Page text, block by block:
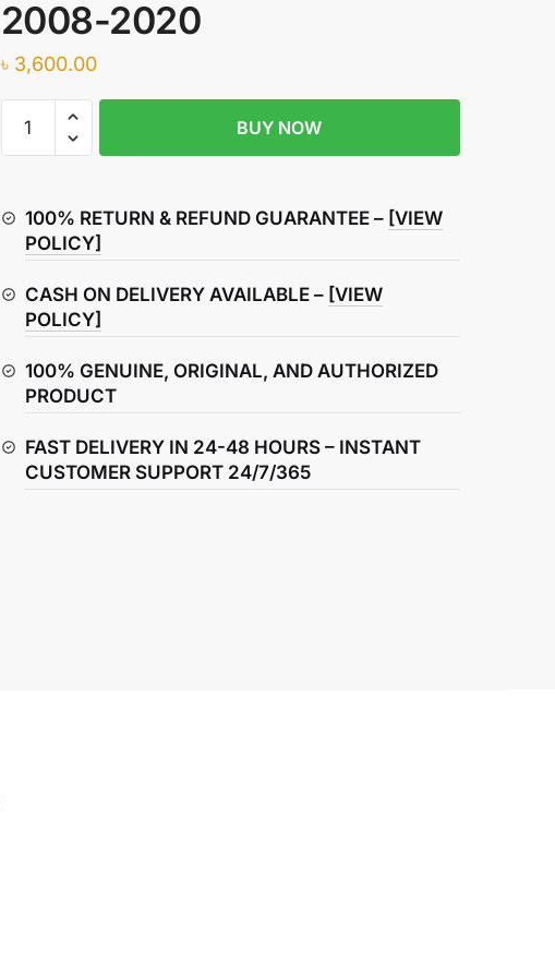
2008-2020
৳ 3,600.00
Racing
Pigtail
Harness
2008-
2020
BUY NOW
100% RETURN & REFUND GUARANTEE – [VIEW
POLICY]
CASH ON DELIVERY AVAILABLE – [VIEW
POLICY]
100% GENUINE, ORIGINAL, AND AUTHORIZED
PRODUCT
FAST DELIVERY IN 24-48 HOURS – INSTANT
CUSTOMER SUPPORT 24/7/365